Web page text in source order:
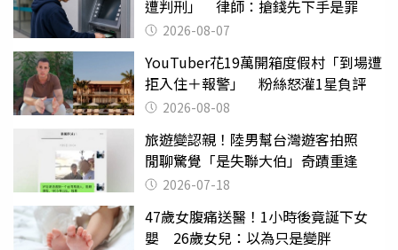
遭判刑」 律師：搶錢先下手是罪
2026-08-07
YouTuber花19萬開箱度假村「到場遭
拒入住＋報警」 粉絲怒灌1星負評
2026-08-08
旅遊變認親！陸男幫台灣遊客拍照
閒聊驚覺「是失聯大伯」奇蹟重逢
2026-07-18
47歲女腹痛送醫！1小時後竟誕下女
嬰 26歲女兒：以為只是變胖